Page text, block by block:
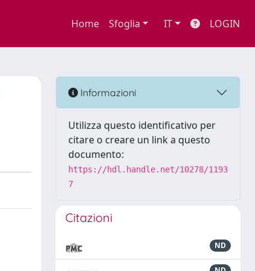
Home Sfoglia IT LOGIN
Informazioni
Utilizza questo identificativo per
citare o creare un link a questo
documento:
https://hdl.handle.net/10278/1193
7
Citazioni
ND